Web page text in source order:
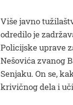
Više javno
odredilo je
Policijske uprave
Nešovića zvanog
Senjaku. On se,
krivičnog dela i